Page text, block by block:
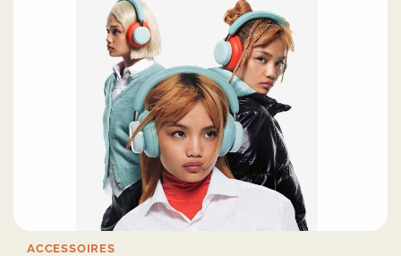
ACCESSOIRES